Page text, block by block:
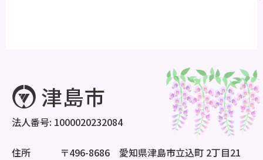
法人番号: 1000020232084
住所
〒496-8686 愛知県津島市立込町 2丁目21